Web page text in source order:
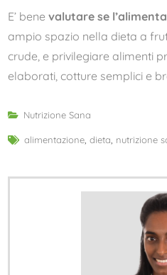
E’ benevalutare se
ampio spazio nella dieta a
crude, e privilegiare alimenti
elaborati, cotture semplici e
Nutrizione Sana
alimentazione, dieta, nutrizione